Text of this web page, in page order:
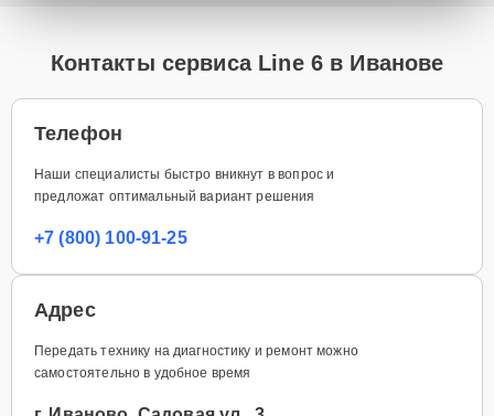
Контакты сервиса Line 6 в Иванове
Телефон
Наши специалисты быстро вникнут в вопрос и
предложат оптимальный вариант решения
+7 (800) 100-91-25
Адрес
Передать технику на диагностику и ремонт можно
самостоятельно в удобное время